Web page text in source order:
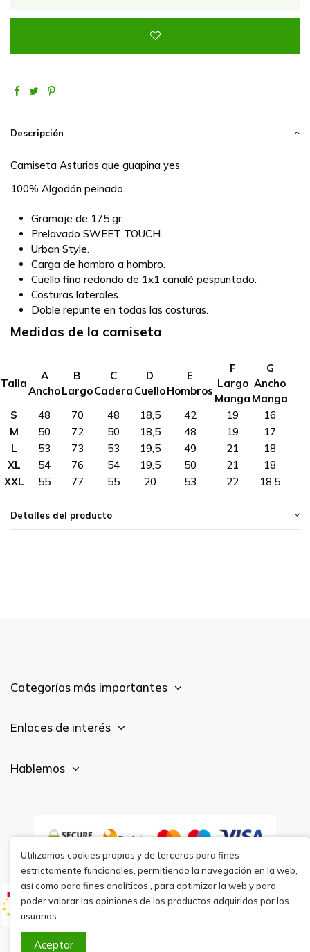
Descripción
Camiseta Asturias que guapina yes
100% Algodón peinado.
Gramaje de 175 gr.
Prelavado SWEET TOUCH.
Urban Style.
Carga de hombro a hombro.
Cuello fino redondo de 1x1 canalé pespuntado.
Costuras laterales.
Doble repunte en todas las costuras.
Medidas de la camiseta
Talla
A
Ancho
B
Largo
C
Cadera
D
Cuello
E
Hombros
F
Largo
Manga
G
Ancho
Manga
S
48 70 48 18,5 42 19
16
M
50 72 50 18,5 48 19
17
L
53 73 53 19,5 49 21
18
XL
54 76 54 19,5 50 21
18
XXL
55 77 55 20 53 22 18,5
Detalles del producto
Categorías más importantes
Enlaces de interés
Hablemos
Utilizamos cookies propias y de terceros para fines
estrictamente funcionales, permitiendo la navegación en la web,
así como para fines analíticos,, para optimizar la web y para
poder valorar las opiniones de los productos adquiridos por los
usuarios.
Aceptar